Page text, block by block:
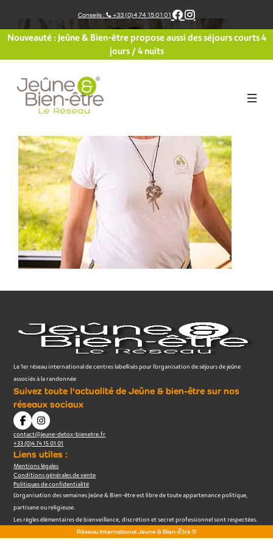
contenu
Conseils : +33 (0)4 74 15 01 01
Nouveauté : Jeûne & Bien-être propose aussi des séjours courts 4
jours / 4 nuits
Le 1er réseau international de centres labellisés pour l’organisation de séjours de jeûne
associés à la randonnée
Suivez toute l'actualité de Jeûne & bien-être sur nos
réseaux sociaux
contact@jeune-detox-bienetre.fr
+33 (0)4 74 15 01 01
Liens utiles :
Mentions légales
Conditions générales de vente
Politiques de confidentialité
L’organisation des semaines Jeûne & Bien-être est libre de toute appartenance politique,
partisane ou religieuse.
Les règles élémentaires de bienveillance, discrétion et secret professionnel sont respectées.
Réseau International Jeune & Bien-Être ©